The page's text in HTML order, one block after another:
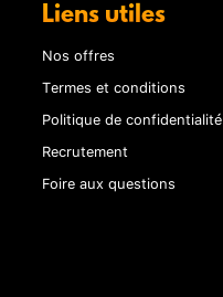
Liens utiles
Nos offres
Termes et conditions
Politique de confidentialité
Recrutement
Foire aux questions